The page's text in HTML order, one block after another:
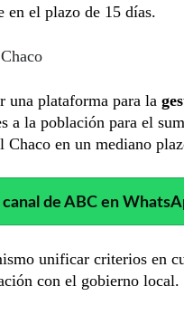
en el plazo de 15 días.
una plataforma para la
a la población para el
Chaco en un mediano
de ABC en
unificar criterios en
con el gobierno local.